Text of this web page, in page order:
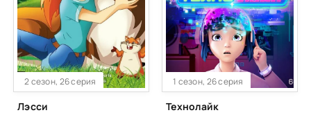
2 сезон, 26 серия
Лэсси
1 сезон, 26 серия
Технолайк